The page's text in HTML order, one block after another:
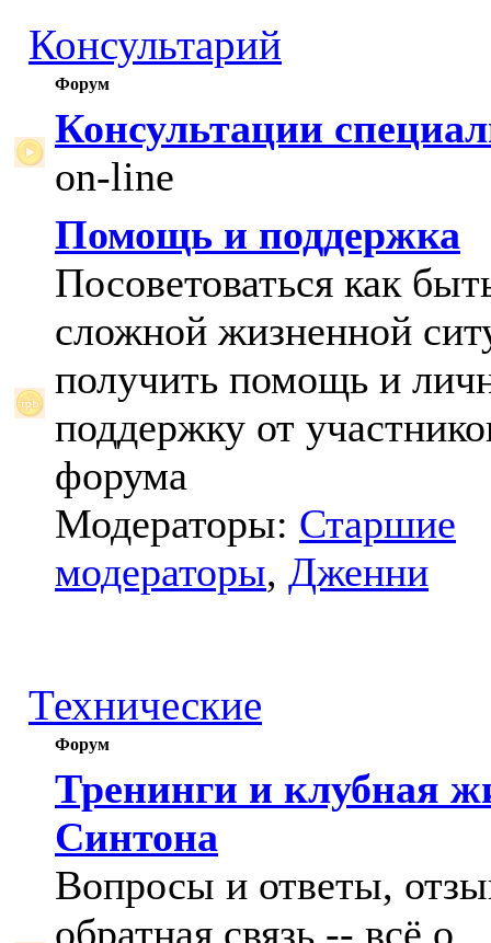
Консультарий
Форум
Консультации
on-line
Помощь и поддержка
Посоветоваться как
сложной жизненной
получить помощь и
поддержку от
форума
Модераторы: Старшие
модераторы, Дженни
Технические
Форум
Тренинги и клубная
Синтона
Вопросы и ответы,
обратная связь -- всё о